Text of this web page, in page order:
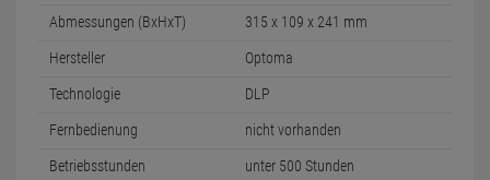
Abmessungen (BxHxT) 315 x 109 x 241 mm
Hersteller Optoma
Technologie DLP
Fernbedienung nicht vorhanden
Betriebsstunden unter 500 Stunden